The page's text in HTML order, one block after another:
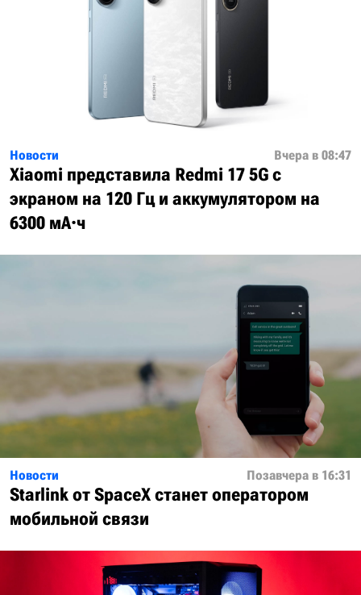
Новости Вчера в 08:47
Xiaomi представила Redmi 17 5G с
экраном на 120 Гц и аккумулятором на
6300 мА·ч
Новости Позавчера в 16:31
Starlink от SpaceX станет оператором
мобильной связи